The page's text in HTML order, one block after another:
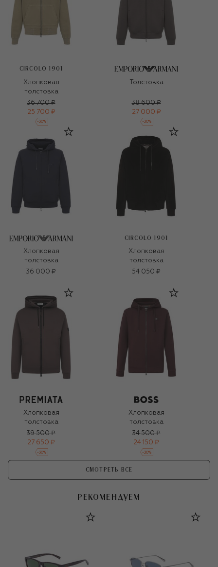
CIRCOLO 1901
Хлопковая
толстовка
36 700 ₽
25 700 ₽
-30%
Толстовка
38 600 ₽
27 000 ₽
-30%
Хлопковая
толстовка
36 000 ₽
CIRCOLO 1901
Хлопковая
толстовка
54 050 ₽
Хлопковая
толстовка
39 500 ₽
27 650 ₽
-30%
Хлопковая
толстовка
34 500 ₽
24 150 ₽
-30%
СМОТРЕТЬ ВСЕ
РЕКОМЕНДУЕМ